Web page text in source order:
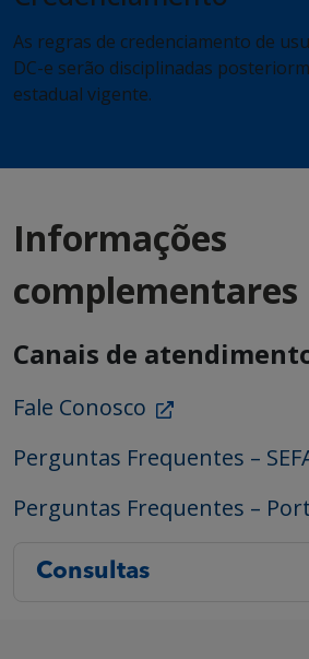
As regras de credenciamento de
DC-e serão disciplinadas
estadual vigente.
Informações
complementares
Canais de
Fale Conosco
Perguntas Frequentes –
Perguntas Frequentes –
Consultas